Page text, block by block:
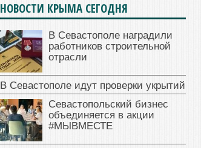
НОВОСТИ КРЫМА СЕГОДНЯ
В Севастополе наградили
работников строительной
отрасли
В Севастополе идут проверки укрытий
Севастопольский бизнес
объединяется в акции
#МЫВМЕСТЕ